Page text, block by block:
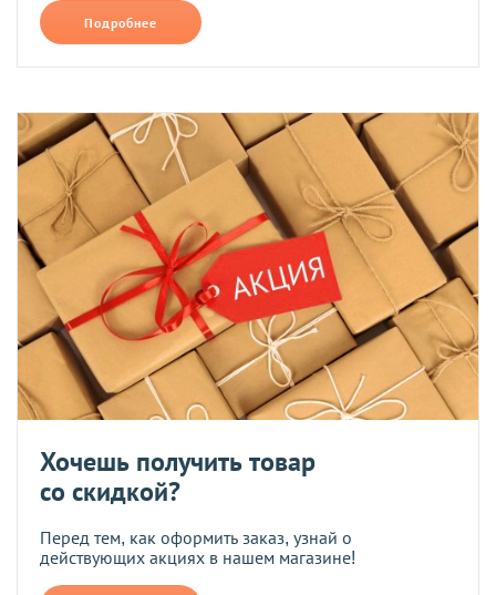
Подробнее
Хочешь получить товар
со скидкой?
Перед тем, как оформить заказ, узнай о
действующих акциях в нашем магазине!